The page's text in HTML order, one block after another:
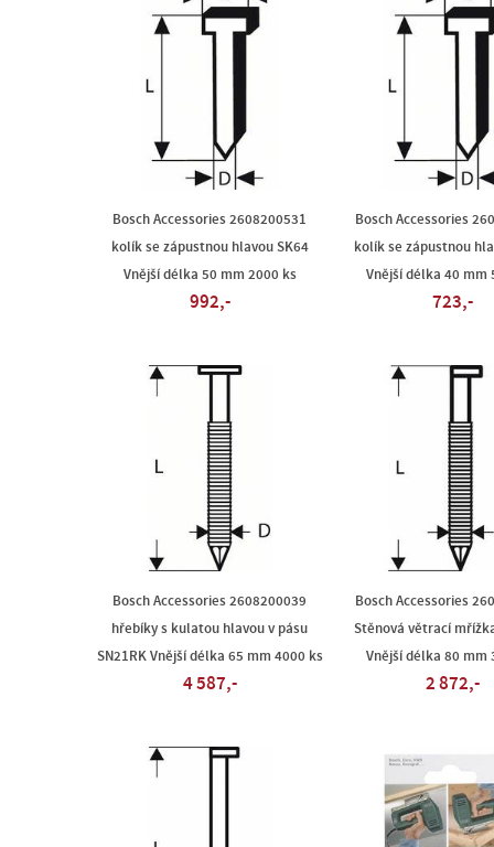
Bosch Accessories 2608200531
kolík se zápustnou hlavou SK64
Vnější délka 50 mm 2000 ks
992,-
Bosch Accessories
kolík se zápustnou
Vnější délka 40 mm
723,-
Bosch Accessories 2608200039
hřebíky s kulatou hlavou v pásu
SN21RK Vnější délka 65 mm 4000 ks
4 587,-
Bosch Accessories
Stěnová větrací
Vnější délka 80 mm
2 872,-